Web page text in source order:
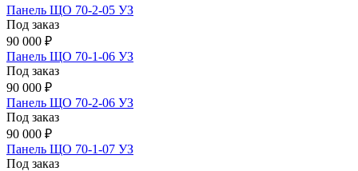
Панель ЩО 70-2-05 УЗ
Под заказ
90 000 ₽
Панель ЩО 70-1-06 УЗ
Под заказ
90 000 ₽
Панель ЩО 70-2-06 УЗ
Под заказ
90 000 ₽
Панель ЩО 70-1-07 УЗ
Под заказ